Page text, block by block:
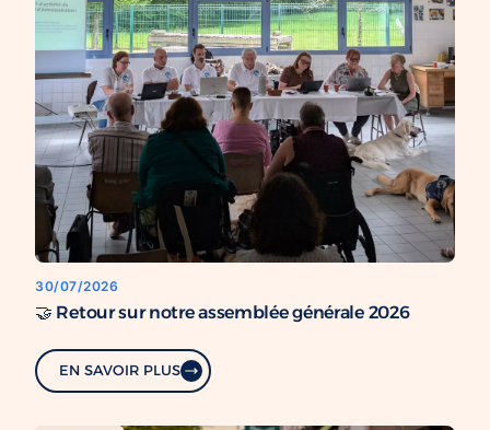
30/07/2026
🤝 Retour sur notre assemblée générale 2026
EN SAVOIR PLUS